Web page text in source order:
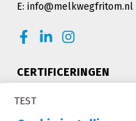
TEST
E: info@melkwegfritom.nl
CERTIFICERINGEN